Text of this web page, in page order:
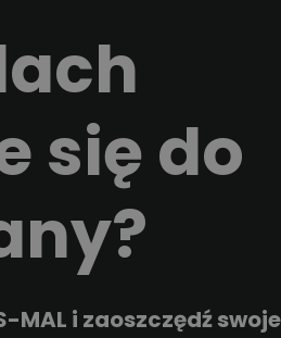
się do
MAL i zaoszczędź swoje